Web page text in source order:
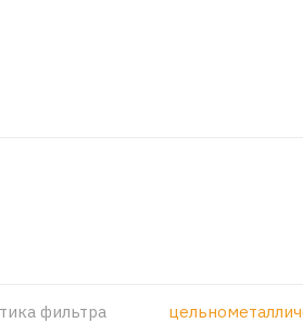
фильтра